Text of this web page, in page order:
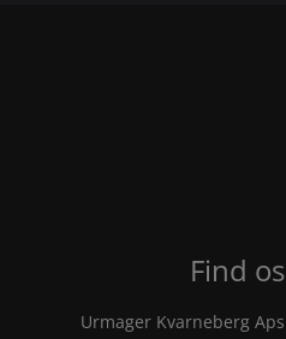
Find os
Urmager Kvarneberg Aps